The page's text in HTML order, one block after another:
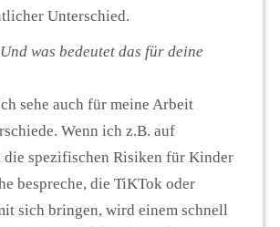
Unterschied.
Und was bedeutet das für deine
sehe auch für meine Arbeit
Wenn ich z.B. auf
die spezifischen Risiken für Kinder
bespreche, die TiKTok oder
sich bringen, wird einem schnell